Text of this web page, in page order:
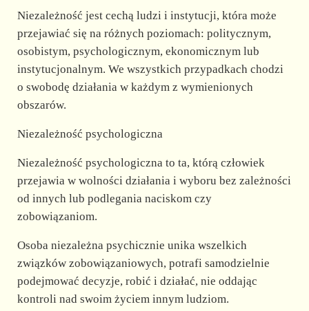
Niezależność jest cechą ludzi i instytucji, która może
przejawiać się na różnych poziomach: politycznym,
osobistym, psychologicznym, ekonomicznym lub
instytucjonalnym. We wszystkich przypadkach chodzi
o swobodę działania w każdym z wymienionych
obszarów.
Niezależność psychologiczna
Niezależność psychologiczna to ta, którą człowiek
przejawia w wolności działania i wyboru bez zależności
od innych lub podlegania naciskom czy
zobowiązaniom.
Osoba niezależna psychicznie unika wszelkich
związków zobowiązaniowych, potrafi samodzielnie
podejmować decyzje, robić i działać, nie oddając
kontroli nad swoim życiem innym ludziom.